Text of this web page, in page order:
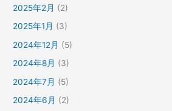
2025年2月 (2)
2025年1月 (3)
2024年12月 (5)
2024年8月 (3)
2024年7月 (5)
2024年6月 (2)